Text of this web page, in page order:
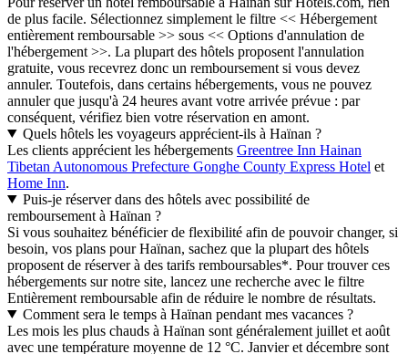
de plus facile. Sélectionnez simplement le filtre << Hébergement
entièrement remboursable >> sous << Options d'annulation de
l'hébergement >>. La plupart des hôtels proposent l'annulation
gratuite, vous recevrez donc un remboursement si vous devez
annuler. Toutefois, dans certains hébergements, vous ne pouvez
annuler que jusqu'à 24 heures avant votre arrivée prévue : par
conséquent, vérifiez bien votre réservation en amont.
Quels hôtels les voyageurs apprécient-ils à Haïnan ?
Les clients apprécient les hébergements Greentree Inn Hainan
Tibetan Autonomous Prefecture Gonghe County Express Hotel et
Home Inn.
Puis-je réserver dans des hôtels avec possibilité de
remboursement à Haïnan ?
Si vous souhaitez bénéficier de flexibilité afin de pouvoir changer, si
besoin, vos plans pour Haïnan, sachez que la plupart des hôtels
proposent de réserver à des tarifs remboursables*. Pour trouver ces
hébergements sur notre site, lancez une recherche avec le filtre
Entièrement remboursable afin de réduire le nombre de résultats.
Comment sera le temps à Haïnan pendant mes vacances ?
Les mois les plus chauds à Haïnan sont généralement juillet et août
avec une température moyenne de 12 °C. Janvier et décembre sont